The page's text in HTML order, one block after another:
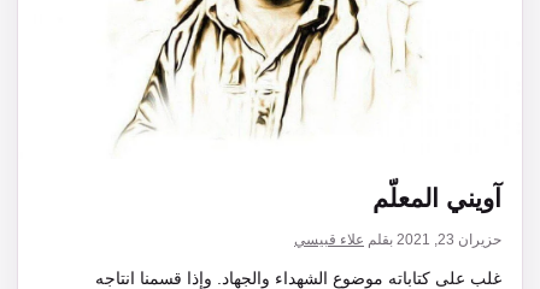
آويني المعلّم
حزيران 23, 2021 بقلم علاء قبيسي
غلب على كتاباته موضوع الشهداء والجهاد. وإذا قسمنا انتاجه